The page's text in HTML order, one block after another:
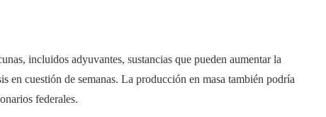
incluidos adyuvantes, sustancias que pueden aumentar la
en cuestión de semanas. La producción en masa también podría
federales.